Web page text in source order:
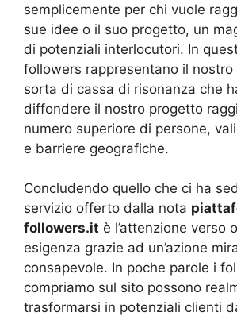
semplicemente per chi vuole
sue idee o il suo progetto, un
di potenziali interlocutori. In
followers rappresentano il
sorta di cassa di risonanza che
diffondere il nostro progetto
numero superiore di persone,
e barriere geografiche.
Concludendo quello che ci ha
servizio offerto dalla nota
followers.it è l’attenzione verso
esigenza grazie ad un’azione
consapevole. In poche parole i
compriamo sul sito possono
trasformarsi in potenziali clienti